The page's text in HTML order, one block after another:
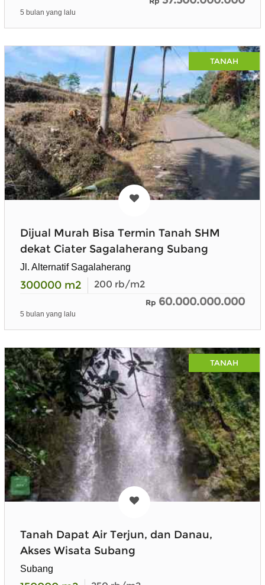
5 bulan yang lalu
TANAH
Dijual Murah Bisa Termin Tanah SHM
dekat Ciater Sagalaherang Subang
Jl. Alternatif Sagalaherang
300000 m2 200 rb/m2
Rp 60.000.000.000
5 bulan yang lalu
TANAH
Tanah Dapat Air Terjun, dan Danau,
Akses Wisata Subang
Subang